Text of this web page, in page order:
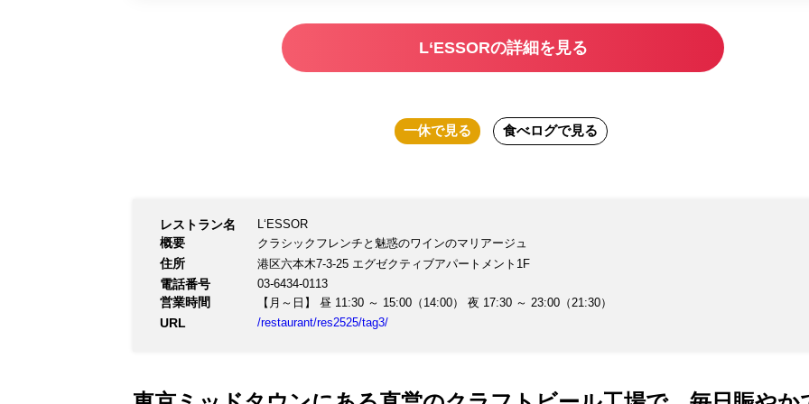
L‘ESSORの詳細を見る
一休で見る 食べログで見る
レストラン名 L‘ESSOR
概要 クラシックフレンチと魅惑のワインのマリアージュ
住所 港区六本木7-3-25 エグゼクティブアパートメント1F
電話番号 03-6434-0113
営業時間 【月～日】 昼 11:30 ～ 15:00（14:00） 夜 17:30 ～ 23:00（21:30）
URL /restaurant/res2525/tag3/